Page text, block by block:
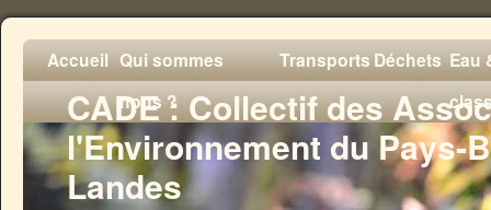
CADE : Collectif des
l'Environnement du Pays-
Landes
Accueil Qui sommes
nous ?
TransportsDéchets Eau